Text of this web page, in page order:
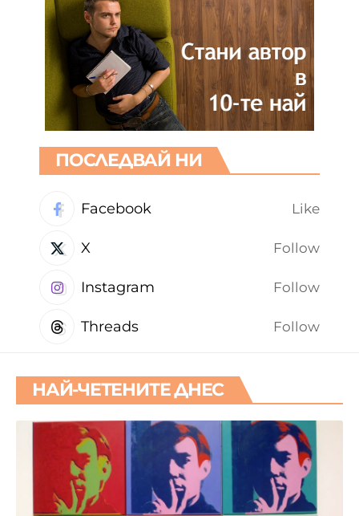
ПОСЛЕДВАЙ НИ
Facebook Like
X Follow
Instagram Follow
Threads Follow
НАЙ-ЧЕТЕНИТЕ ДНЕС